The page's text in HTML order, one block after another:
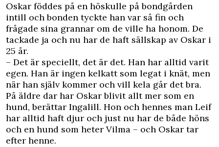
Oskar föddes på en höskulle på bondgården
intill och bonden tyckte han var så fin och
frågade sina grannar om de ville ha honom. De
tackade ja och nu har de haft sällskap av Oskar i
25 år.
– Det är speciellt, det är det. Han har alltid varit
egen. Han är ingen kelkatt som legat i knät, men
när han själv kommer och vill kela går det bra.
På äldre dar har Oskar blivit allt mer som en
hund, berättar Ingalill. Hon och hennes man Leif
har alltid haft djur och just nu har de både höns
och en hund som heter Vilma – och Oskar tar
efter henne.